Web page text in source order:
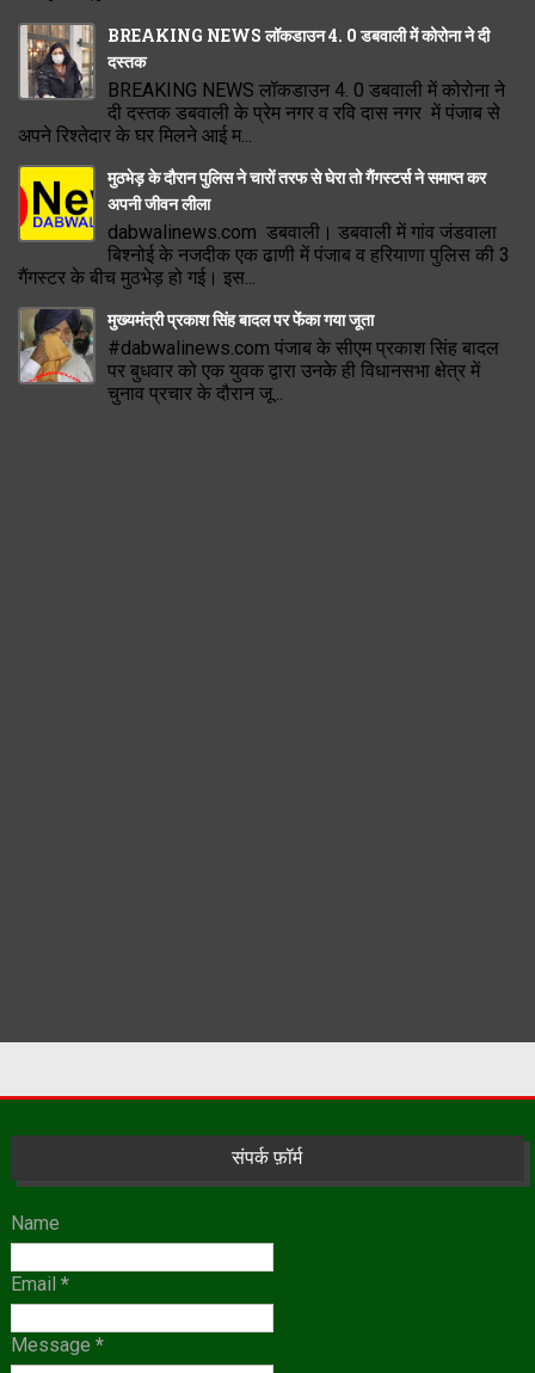
BREAKING NEWS लॉकडाउन 4. 0 डबवाली में कोरोना ने दी
दस्तक
BREAKING NEWS लॉकडाउन 4. 0 डबवाली में कोरोना ने
दी दस्तक डबवाली के प्रेम नगर व रवि दास नगर में पंजाब से
अपने रिश्तेदार के घर मिलने आई म...
मुठभेड़ के दौरान पुलिस ने चारों तरफ से घेरा तो गैंगस्टर्स ने समाप्त कर
अपनी जीवन लीला
dabwalinews.com डबवाली। डबवाली में गांव जंडवाला
बिश्नोई के नजदीक एक ढाणी में पंजाब व हरियाणा पुलिस की 3
गैंगस्टर के बीच मुठभेड़ हो गई। इस...
मुख्यमंत्री प्रकाश सिंह बादल पर फेंका गया जूता
#dabwalinews.com पंजाब के सीएम प्रकाश सिंह बादल
पर बुधवार को एक युवक द्वारा उनके ही विधानसभा क्षेत्र में
चुनाव प्रचार के दौरान जू...
संपर्क फ़ॉर्म
Name
Email *
Message *